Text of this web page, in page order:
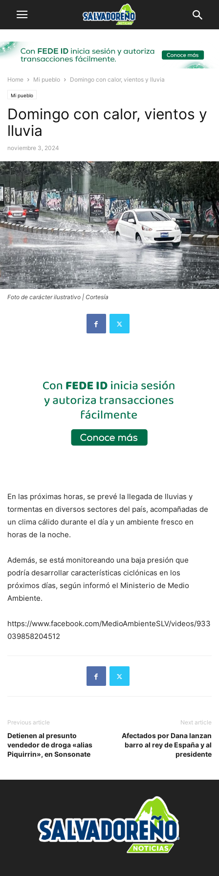
Home Mi pueblo Domingo con calor, vientos y lluvia
Mi pueblo
Domingo con calor, vientos y
lluvia
noviembre 3, 2024
Foto de carácter ilustrativo | Cortesía
En las próximas horas, se prevé la llegada de lluvias y
tormentas en diversos sectores del país, acompañadas de
un clima cálido durante el día y un ambiente fresco en
horas de la noche.
Además, se está monitoreando una baja presión que
podría desarrollar características ciclónicas en los
próximos días, según informó el Ministerio de Medio
Ambiente.
https://www.facebook.com/MedioAmbienteSLV/videos/933
039858204512
Previous article
Detienen al presunto
vendedor de droga «alias
Piquirrin», en Sonsonate
Next article
Afectados por Dana lanzan
barro al rey de España y al
presidente